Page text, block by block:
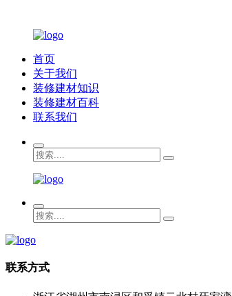
首页
关于我们
装修建材知识
装修建材百科
联系我们
联系方式